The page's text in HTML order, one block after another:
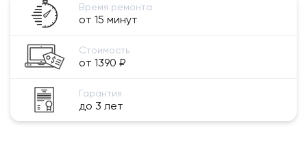
Время ремонта
от 15 минут
Стоимость
от 1390 ₽
Гарантия
до 3 лет